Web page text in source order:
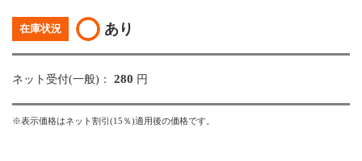
在庫状況 あり
ネット受付(一般)： 280 円
※表示価格はネット割引(15％)適用後の価格です。